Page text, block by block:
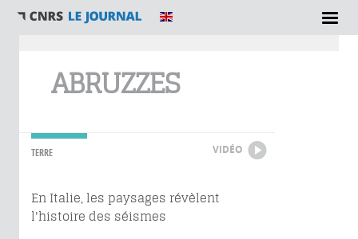
ABRUZZES
TERRE VIDÉO
En Italie, les paysages révèlent
l'histoire des séismes